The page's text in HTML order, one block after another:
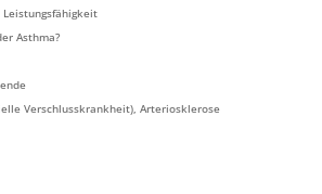
Asthma?
Verschlusskrankheit), Arteriosklerose